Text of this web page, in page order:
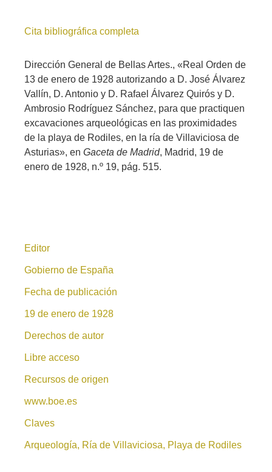
Cita bibliográfica completa
Dirección General de Bellas Artes., «Real Orden de
13 de enero de 1928 autorizando a D. José Álvarez
Vallín, D. Antonio y D. Rafael Álvarez Quirós y D.
Ambrosio Rodríguez Sánchez, para que practiquen
excavaciones arqueológicas en las proximidades
de la playa de Rodiles, en la ría de Villaviciosa de
Asturias», en Gaceta de Madrid, Madrid, 19 de
enero de 1928, n.º 19, pág. 515.
Editor
Gobierno de España
Fecha de publicación
19 de enero de 1928
Derechos de autor
Libre acceso
Recursos de origen
www.boe.es
Claves
Arqueología, Ría de Villaviciosa, Playa de Rodiles